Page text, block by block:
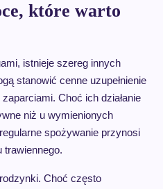
które warto
istnieje szereg innych
stanowić cenne uzupełnienie
Choć ich działanie
niż u wymienionych
spożywanie przynosi
trawiennego.
Choć często